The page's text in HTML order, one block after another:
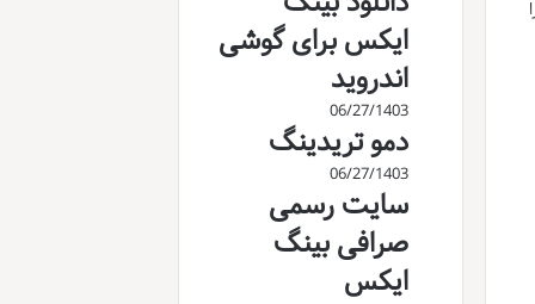
ایکس برای گوشی
اندروید
06/27/1403
دمو تریدینگ
06/27/1403
سایت رسمی
صرافی بینگ
ایکس